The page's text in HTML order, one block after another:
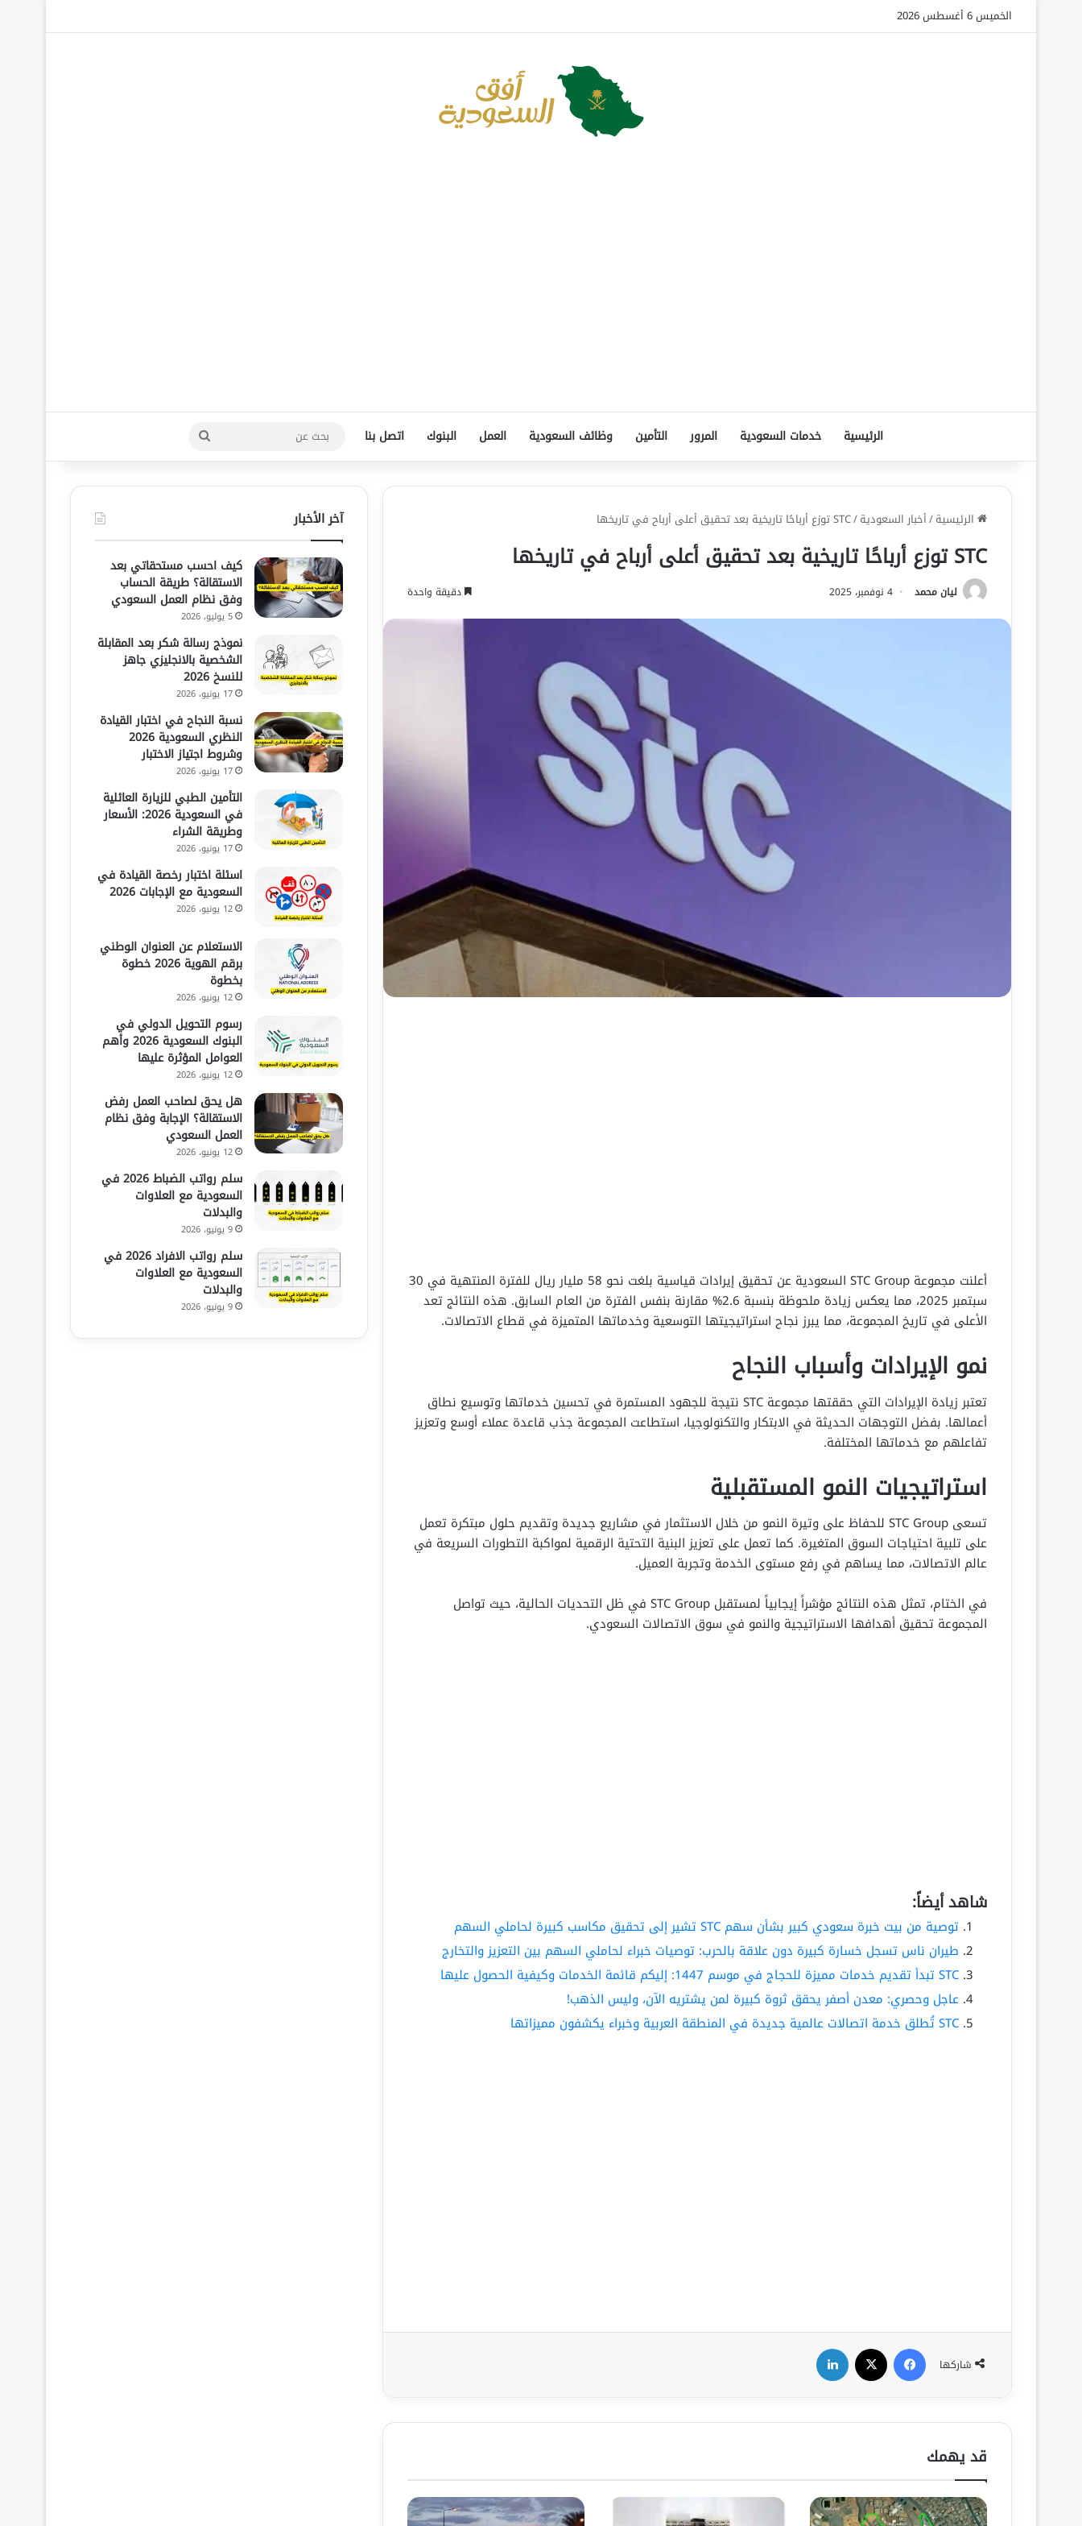
الخميس 6 أغسطس 2026
الرئيسية خدمات السعودية المرور التأمين وظائف السعودية العمل البنوك اتصل بنا
بحث
عن
الرئيسية/أخبار السعودية/STC توزع أرباحًا تاريخية بعد تحقيق أعلى أرباح في تاريخها
STC توزع أرباحًا تاريخية بعد تحقيق أعلى أرباح في تاريخها
ليان محمد 4 نوفمبر، 2025 دقيقة واحدة
أعلنت مجموعة STC Group السعودية عن تحقيق إيرادات قياسية بلغت نحو 58 مليار ريال للفترة المنتهية في 30
سبتمبر 2025، مما يعكس زيادة ملحوظة بنسبة 2.6% مقارنة بنفس الفترة من العام السابق. هذه النتائج تعد
الأعلى في تاريخ المجموعة، مما يبرز نجاح استراتيجيتها التوسعية وخدماتها المتميزة في قطاع الاتصالات.
نمو الإيرادات وأسباب النجاح
تعتبر زيادة الإيرادات التي حققتها مجموعة STC نتيجة للجهود المستمرة في تحسين خدماتها وتوسيع نطاق
أعمالها. بفضل التوجهات الحديثة في الابتكار والتكنولوجيا، استطاعت المجموعة جذب قاعدة عملاء أوسع وتعزيز
تفاعلهم مع خدماتها المختلفة.
استراتيجيات النمو المستقبلية
تسعى STC Group للحفاظ على وتيرة النمو من خلال الاستثمار في مشاريع جديدة وتقديم حلول مبتكرة تعمل
على تلبية احتياجات السوق المتغيرة. كما تعمل على تعزيز البنية التحتية الرقمية لمواكبة التطورات السريعة في
عالم الاتصالات، مما يساهم في رفع مستوى الخدمة وتجربة العميل.
في الختام، تمثل هذه النتائج مؤشراً إيجابياً لمستقبل STC Group في ظل التحديات الحالية، حيث تواصل
المجموعة تحقيق أهدافها الاستراتيجية والنمو في سوق الاتصالات السعودي.
شاهد أيضاً:
توصية من بيت خبرة سعودي كبير بشأن سهم STC تشير إلى تحقيق مكاسب كبيرة لحاملي السهم
طيران ناس تسجل خسارة كبيرة دون علاقة بالحرب: توصيات خبراء لحاملي السهم بين التعزيز والتخارج
STC تبدأ تقديم خدمات مميزة للحجاج في موسم 1447: إليكم قائمة الخدمات وكيفية الحصول عليها
عاجل وحصري: معدن أصفر يحقق ثروة كبيرة لمن يشتريه الآن، وليس الذهب!
STC تُطلق خدمة اتصالات عالمية جديدة في المنطقة العربية وخبراء يكشفون مميزاتها
شاركها
فيسبوك
قد يهمك
آخر الأخبار
كيف احسب مستحقاتي بعد
الاستقالة؟ طريقة الحساب
وفق نظام العمل السعودي
5 يوليو، 2026
نموذج رسالة شكر بعد المقابلة
الشخصية بالانجليزي جاهز
للنسخ 2026
17 يونيو، 2026
نسبة النجاح في اختبار القيادة
النظري السعودية 2026
وشروط اجتياز الاختبار
17 يونيو، 2026
التأمين الطبي للزيارة العائلية
في السعودية 2026: الأسعار
وطريقة الشراء
17 يونيو، 2026
اسئلة اختبار رخصة القيادة في
السعودية مع الإجابات 2026
12 يونيو، 2026
الاستعلام عن العنوان الوطني
برقم الهوية 2026 خطوة
بخطوة
12 يونيو، 2026
رسوم التحويل الدولي في
البنوك السعودية 2026 وأهم
العوامل المؤثرة عليها
12 يونيو، 2026
هل يحق لصاحب العمل رفض
الاستقالة؟ الإجابة وفق نظام
العمل السعودي
12 يونيو، 2026
سلم رواتب الضباط 2026 في
السعودية مع العلاوات
والبدلات
9 يونيو، 2026
سلم رواتب الافراد 2026 في
السعودية مع العلاوات
والبدلات
9 يونيو، 2026